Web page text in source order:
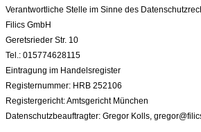
Verantwortliche Stelle im Sinne des
Filics GmbH
Geretsrieder Str. 10
Tel.: 015774628115
Eintragung im Handelsregister
Registernummer: HRB 252106
Registergericht: Amtsgericht München
Datenschutzbeauftragter: Gregor Kolls,